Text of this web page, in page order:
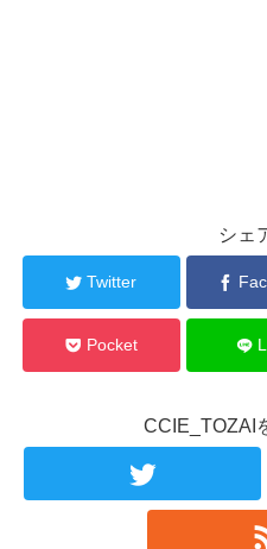
シェ
Twitter
Pocket
CCIE_TOZAI